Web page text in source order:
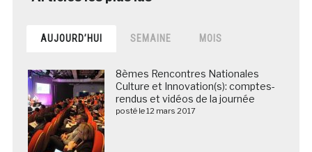
AUJOURD’HUI SEMAINE MOIS
8èmes Rencontres Nationales
Culture et Innovation(s): comptes-
rendus et vidéos de la journée
posté le 12 mars 2017